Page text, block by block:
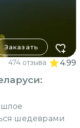
Заказать
474 отзыва 4.99
шедеврами